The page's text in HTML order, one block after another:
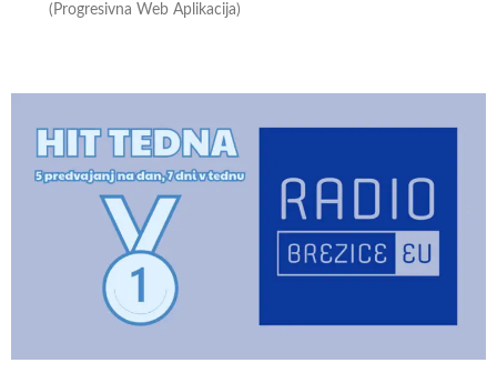
(Progresivna Web Aplikacija)